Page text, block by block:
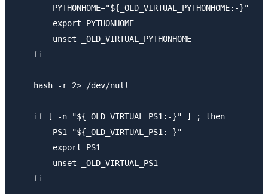
        PYTHONHOME="${_OLD_VIRTUAL_PYTHONHOME:-}"
        export PYTHONHOME
        unset _OLD_VIRTUAL_PYTHONHOME
    fi
    hash -r 2> /dev/null
    if [ -n "${_OLD_VIRTUAL_PS1:-}" ] ; then
        PS1="${_OLD_VIRTUAL_PS1:-}"
        export PS1
        unset _OLD_VIRTUAL_PS1
    fi